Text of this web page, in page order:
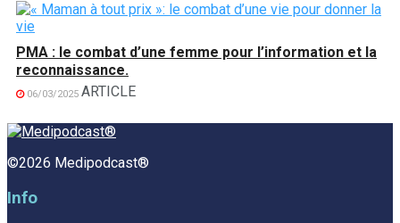
PMA : le combat d’une femme pour l’information et la
reconnaissance.
06/03/2025 ARTICLE
©2026 Medipodcast®
Info